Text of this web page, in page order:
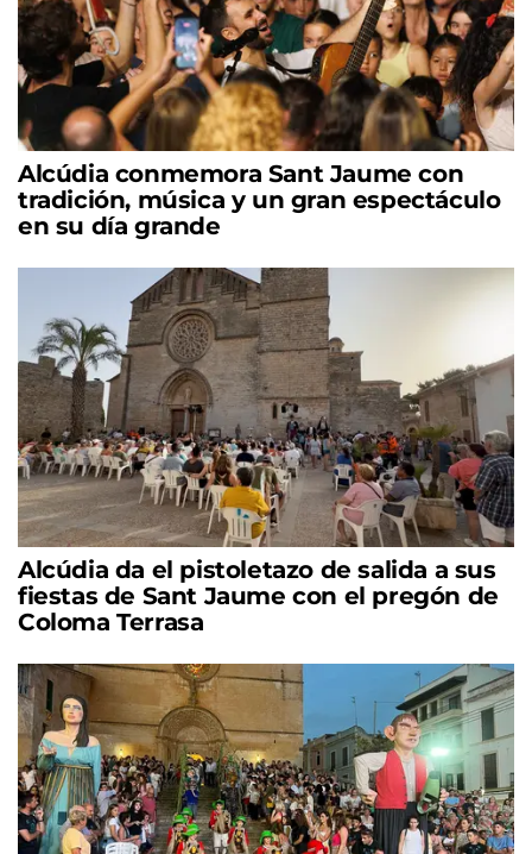
Alcúdia conmemora Sant Jaume con
tradición, música y un gran espectáculo
en su día grande
Alcúdia da el pistoletazo de salida a sus
fiestas de Sant Jaume con el pregón de
Coloma Terrasa